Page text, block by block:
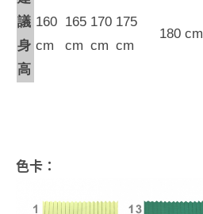
議
身
高
160
cm
165
cm
170
cm
175
cm
180 cm
色卡：